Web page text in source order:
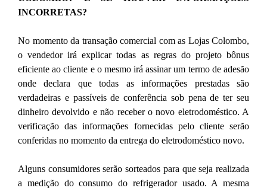
INCORRETAS?
No momento da transação comercial com as Lojas Colombo,
o vendedor irá explicar todas as regras do projeto bônus
eficiente ao cliente e o mesmo irá assinar um termo de adesão
onde declara que todas as informações prestadas são
verdadeiras e passíveis de conferência sob pena de ter seu
dinheiro devolvido e não receber o novo eletrodoméstico. A
verificação das informações fornecidas pelo cliente serão
conferidas no momento da entrega do eletrodoméstico novo.
Alguns consumidores serão sorteados para que seja realizada
a medição do consumo do refrigerador usado. A mesma